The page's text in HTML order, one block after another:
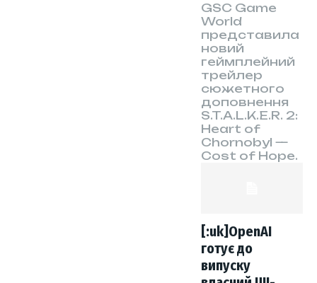
GSC Game
World
представила
новий
геймплейний
трейлер
сюжетного
доповнення
S.T.A.L.K.E.R. 2:
Heart of
Chornobyl —
Cost of Hope.
[:uk]OpenAI
готує до
випуску